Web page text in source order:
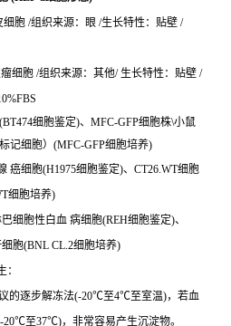
胞 /组织来源：眼 /生长特性：贴壁 /
细胞 /组织来源：其他/ 生长特性：贴壁 /
细胞鉴定)、MFC-GFP细胞株\小鼠
记细胞）(MFC-GFP细胞培养)
癌细胞(H1975细胞鉴定)、CT26.WT细胞
细胞培养)
细胞性白血 病细胞(REH细胞鉴定)、
胞(BNL CL.2细胞培养)
的逐步解冻法(-20℃至4℃至室温)，若血
至37℃)，非常容易产生沉淀物。